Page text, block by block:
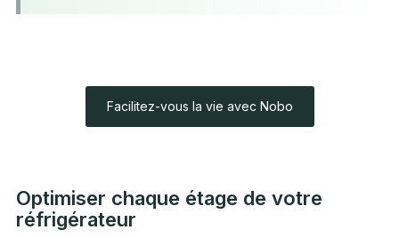
Facilitez-vous la vie avec Nobo
Optimiser chaque étage de votre
réfrigérateur